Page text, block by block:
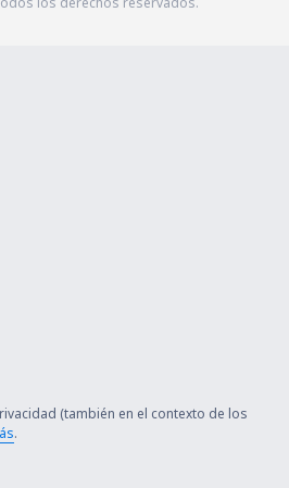
(también en el contexto de los
.